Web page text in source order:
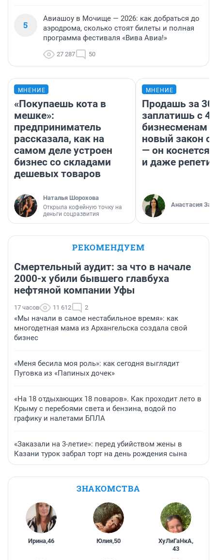
5
Авиашоу в Мочище — 2026: как добраться до
аэродрома, сколько стоят билеты и полная
программа фестиваля «Вива Авиа!»
27 287 50
МНЕНИЕ
«Покупаешь кота в
мешке»:
предприниматель
рассказала, как на
самом деле устроен
бизнес со складами
дешевых товаров
Наталья Шорохова
Открыла кофейную точку на
деньги соцразвития
МНЕНИЕ
Продашь за
заплатишь с
бизнесменам
новый закон о
— он коснется
и даже
Анастасия
РЕКОМЕНДУЕМ
Смертельный аудит: за что в начале
2000-х убили бывшего главбуха
нефтяной компании Уфы
17 часов 11 612 2
«Мы начали в самое нестабильное время»: как
многодетная мама из Архангельска создала свой
бизнес
«Меня бесила моя роль»: как сегодня выглядит
Пуговка из «Папиных дочек»
«На 18 отдыхающих 18 поваров». Как проходит лето в
Крыму с перебоями света и бензина, водой по
графику и налетами БПЛА
«Заказали на 3-летие»: перед убийством жены в
Казани турок забрал торт на день рождения сына
ЗНАКОМСТВА
Ирина,46 Юлия,50 ХуЛиГаНкА,
43